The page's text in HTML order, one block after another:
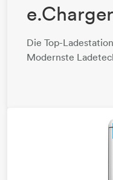
Die Top-
Modernste